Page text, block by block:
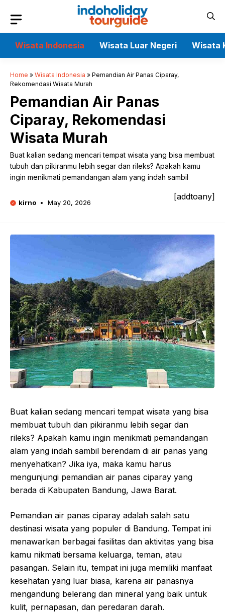
content
Wisata Indonesia
Wisata Luar Negeri Wisata
Home » Wisata Indonesia » Pemandian Air Panas Ciparay,
Rekomendasi Wisata Murah
Pemandian Air Panas
Ciparay, Rekomendasi
Wisata Murah
Buat kalian sedang mencari tempat wisata yang bisa membuat
tubuh dan pikiranmu lebih segar dan rileks? Apakah kamu
ingin menikmati pemandangan alam yang indah sambil
kirno May 20, 2026
[addtoany]
Buat kalian sedang mencari tempat wisata yang bisa
membuat tubuh dan pikiranmu lebih segar dan
rileks? Apakah kamu ingin menikmati pemandangan
alam yang indah sambil berendam di air panas yang
menyehatkan? Jika iya, maka kamu harus
mengunjungi pemandian air panas ciparay yang
berada di Kabupaten Bandung, Jawa Barat.
Pemandian air panas ciparay adalah salah satu
destinasi wisata yang populer di Bandung. Tempat ini
menawarkan berbagai fasilitas dan aktivitas yang bisa
kamu nikmati bersama keluarga, teman, atau
pasangan. Selain itu, tempat ini juga memiliki manfaat
kesehatan yang luar biasa, karena air panasnya
mengandung belerang dan mineral yang baik untuk
kulit, pernapasan, dan peredaran darah.